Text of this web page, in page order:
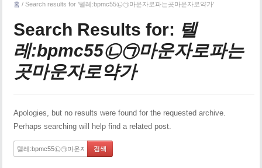
홈 /Search results for '텔레:bpmc55㉡㉠마운자로파는곳마운자로약가'
Search Results for: 텔
레:bpmc55㉡㉠마운자로파는
곳마운자로약가
Apologies, but no results were found for the requested archive.
Perhaps searching will help find a related post.